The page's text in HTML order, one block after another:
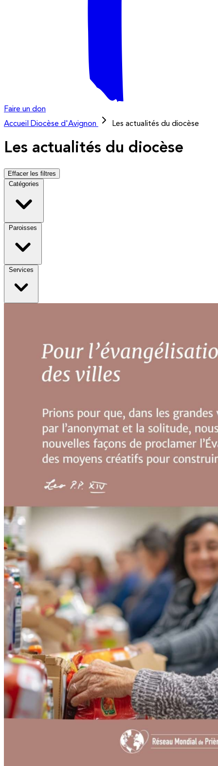
Faire un don
Accueil
Diocèse d'Avignon Les actualités du diocèse
Les actualités du diocèse
Effacer les filtres
Catégories
Paroisses
Services